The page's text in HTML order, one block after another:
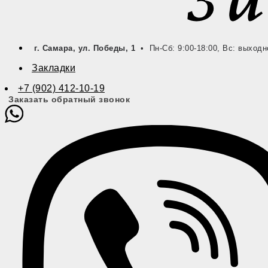
г. Самара, ул. Победы, 1 • Пн-Сб: 9:00-18:00, Вс:
Закладки
+7 (902) 412-10-19
Заказать обратный звонок